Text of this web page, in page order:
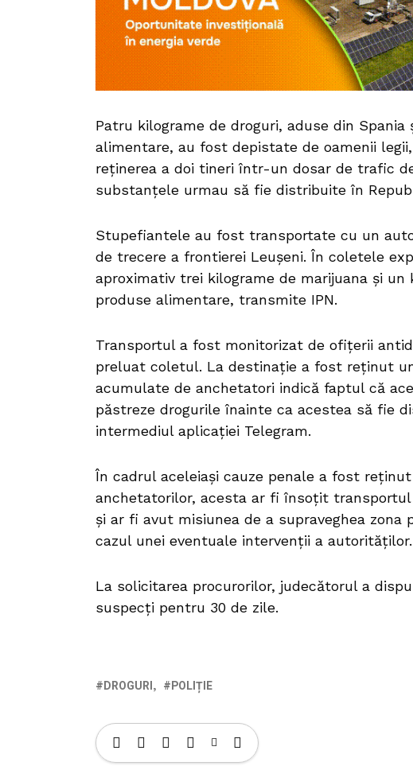
Patru kilograme de droguri, aduse din
alimentare, au fost depistate de oamenii
reținerea a doi tineri într-un dosar de trafic
substanțele urmau să fie distribuite în
Stupefiantele au fost transportate cu un
de trecere a frontierei Leușeni. În coletele
aproximativ trei kilograme de marijuana și
produse alimentare, transmite IPN.
Transportul a fost monitorizat de ofițerii
preluat coletul. La destinație a fost reținut
acumulate de anchetatori indică faptul că
păstreze drogurile înainte ca acestea să fie
intermediul aplicației Telegram.
În cadrul aceleiași cauze penale a fost
anchetatorilor, acesta ar fi însoțit transportul
și ar fi avut misiunea de a supraveghea zona
cazul unei eventuale intervenții a autorităților.
La solicitarea procurorilor, judecătorul a
suspecți pentru 30 de zile.
DROGURI POLIȚIE